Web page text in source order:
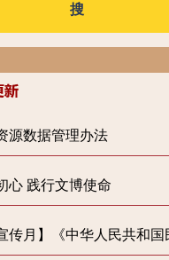
搜
源数据管理办法
心 践行文博使命
月】《中华人民共和国民法典